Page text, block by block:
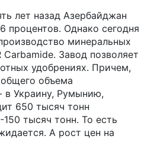
лет назад Азербайджан
процентов. Однако сегодня
минеральных
Carbamide. Завод позволяет
удобрениях. Причем,
объема
в Украину, Румынию,
650 тысяч тонн
тысяч тонн. То есть
А рост цен на